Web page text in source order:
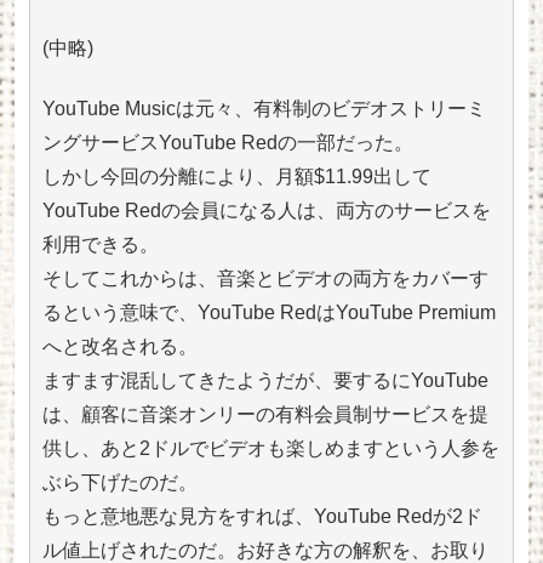
(中略)
YouTube Musicは元々、有料制のビデオストリーミ
ングサービスYouTube Redの一部だった。
しかし今回の分離により、月額$11.99出して
YouTube Redの会員になる人は、両方のサービスを
利用できる。
そしてこれからは、音楽とビデオの両方をカバーす
るという意味で、YouTube RedはYouTube Premium
へと改名される。
ますます混乱してきたようだが、要するにYouTube
は、顧客に音楽オンリーの有料会員制サービスを提
供し、あと2ドルでビデオも楽しめますという人参を
ぶら下げたのだ。
もっと意地悪な見方をすれば、YouTube Redが2ド
ル値上げされたのだ。お好きな方の解釈を、お取り